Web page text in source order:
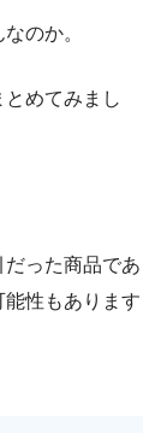
のか。
めてみまし
った商品であ
性もあります